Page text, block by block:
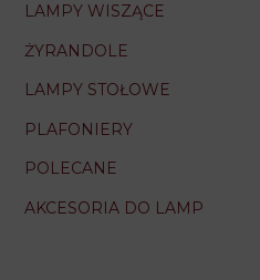
LAMPY WISZĄCE
ŻYRANDOLE
LAMPY STOŁOWE
PLAFONIERY
POLECANE
AKCESORIA DO LAMP